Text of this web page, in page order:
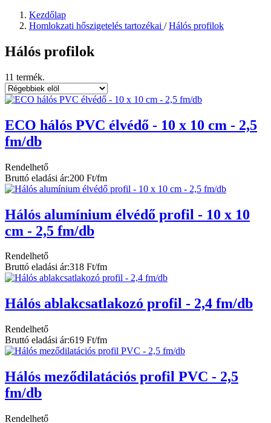
Kezdőlap
Homlokzati hőszigetelés tartozékai /Hálós profilok
Hálós profilok
11 termék.
ECO hálós PVC élvédő - 10 x 10 cm - 2,5
fm/db
Rendelhető
Bruttó eladási ár:200 Ft/fm
Hálós alumínium élvédő profil - 10 x 10
cm - 2,5 fm/db
Rendelhető
Bruttó eladási ár:318 Ft/fm
Hálós ablakcsatlakozó profil - 2,4 fm/db
Rendelhető
Bruttó eladási ár:619 Ft/fm
Hálós meződilatációs profil PVC - 2,5
fm/db
Rendelhető